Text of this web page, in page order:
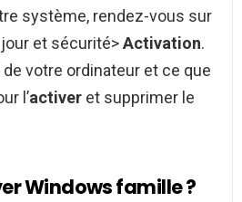
système, rendez-vous sur
et sécurité>Activation.
de votre ordinateur et ce que
l’activer et supprimer le
Windows famille ?